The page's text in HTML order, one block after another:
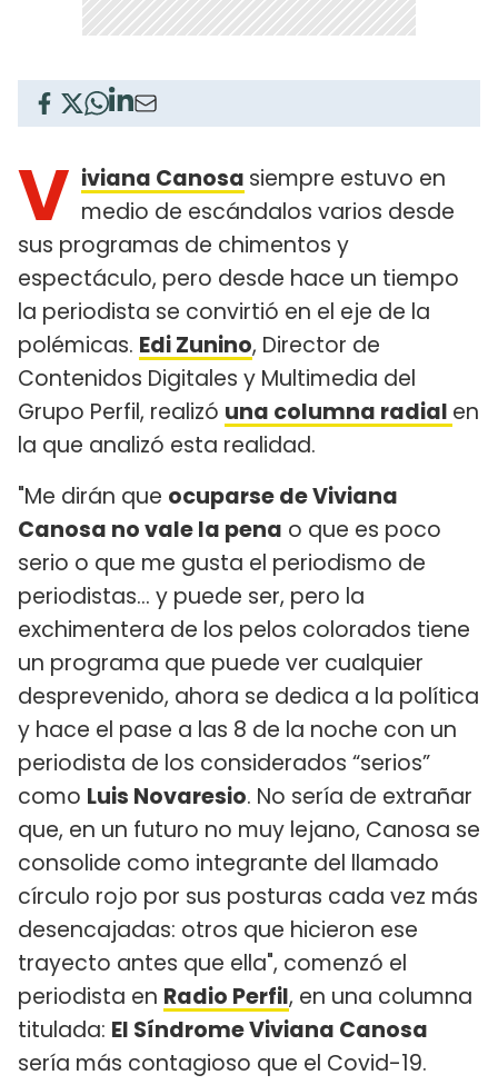
V iviana Canosa siempre estuvo en
medio de escándalos varios desde
sus programas de chimentos y
espectáculo, pero desde hace un tiempo
la periodista se convirtió en el eje de la
polémicas. Edi Zunino, Director de
Contenidos Digitales y Multimedia del
Grupo Perfil, realizó una columna radial en
la que analizó esta realidad.
"Me dirán que ocuparse de Viviana
Canosa no vale la pena o que es poco
serio o que me gusta el periodismo de
periodistas… y puede ser, pero la
exchimentera de los pelos colorados tiene
un programa que puede ver cualquier
desprevenido, ahora se dedica a la política
y hace el pase a las 8 de la noche con un
periodista de los considerados “serios”
como Luis Novaresio. No sería de extrañar
que, en un futuro no muy lejano, Canosa se
consolide como integrante del llamado
círculo rojo por sus posturas cada vez más
desencajadas: otros que hicieron ese
trayecto antes que ella", comenzó el
periodista en Radio Perfil, en una columna
titulada: El Síndrome Viviana Canosa
sería más contagioso que el Covid-19.